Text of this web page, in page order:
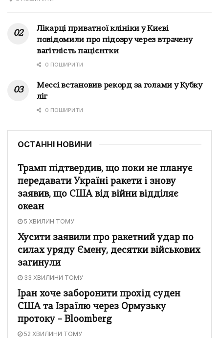
Лікарці приватної клініки у Києві
повідомили про підозру через втрачену
вагітність пацієнтки
0 ПОШИРИТИ
Мессі встановив рекорд за голами у Кубку
ліг
0 ПОШИРИТИ
ОСТАННІ НОВИНИ
Трамп підтвердив, що поки не планує
передавати Україні ракети і знову
заявив, що США від війни відділяє
океан
5 ХВИЛИН ТОМУ
Хусити заявили про ракетний удар по
силах уряду Ємену, десятки військових
загинули
33 ХВИЛИНИ ТОМУ
Іран хоче заборонити прохід суден
США та Ізраїлю через Ормузьку
протоку – Bloomberg
52 ХВИЛИНИ ТОМУ